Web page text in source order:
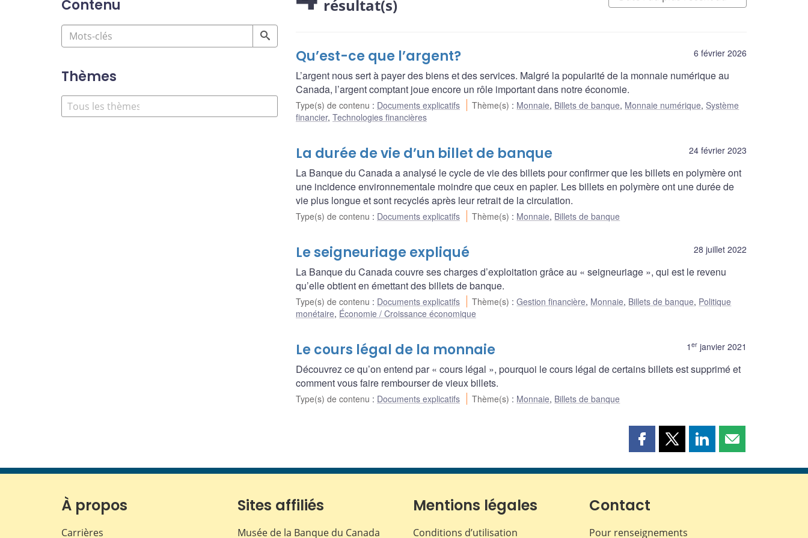
Contenu
Thèmes
résultat(s)
6 février 2026
Qu’est-ce que l’argent?
L’argent nous sert à payer des biens et des services. Malgré la popularité de la monnaie numérique au
Canada, l’argent comptant joue encore un rôle important dans notre économie.
Type(s) de contenu : Documents explicatifs Thème(s) : Monnaie, Billets de banque, Monnaie numérique, Système
financier, Technologies financières
24 février 2023
La durée de vie d’un billet de banque
La Banque du Canada a analysé le cycle de vie des billets pour confirmer que les billets en polymère ont
une incidence environnementale moindre que ceux en papier. Les billets en polymère ont une durée de
vie plus longue et sont recyclés après leur retrait de la circulation.
Type(s) de contenu : Documents explicatifs Thème(s) : Monnaie, Billets de banque
28 juillet 2022
Le seigneuriage expliqué
La Banque du Canada couvre ses charges d’exploitation grâce au « seigneuriage », qui est le revenu
qu’elle obtient en émettant des billets de banque.
Type(s) de contenu : Documents explicatifs Thème(s) :Gestion financière, Monnaie, Billets de banque, Politique
monétaire, Économie / Croissance économique
1 er janvier 2021
Le cours légal de la monnaie
Découvrez ce qu’on entend par « cours légal », pourquoi le cours légal de certains billets est supprimé et
comment vous faire rembourser de vieux billets.
Type(s) de contenu : Documents explicatifs Thème(s) : Monnaie, Billets de banque
Partager
page
Facebook
Partager
page
Partager
page
Partager
page
À propos
Carrières
Sites affiliés
Musée de la Banque du Canada
Mentions légales
Conditions d’utilisation
Contact
Pour renseignements